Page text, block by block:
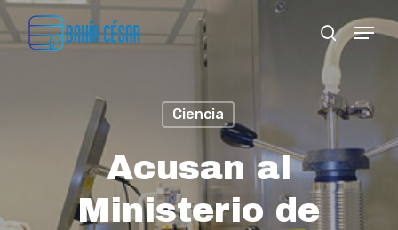
Skip
to
search
Menu
Ciencia
Acusan al
Ministerio de